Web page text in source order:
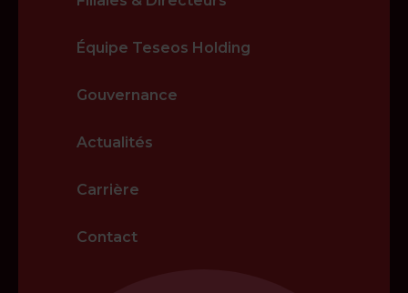
Équipe Teseos Holding
Gouvernance
Actualités
Carrière
Contact